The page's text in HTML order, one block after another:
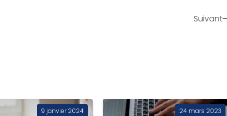
Suivant
9 janvier 2024 24 mars 2023